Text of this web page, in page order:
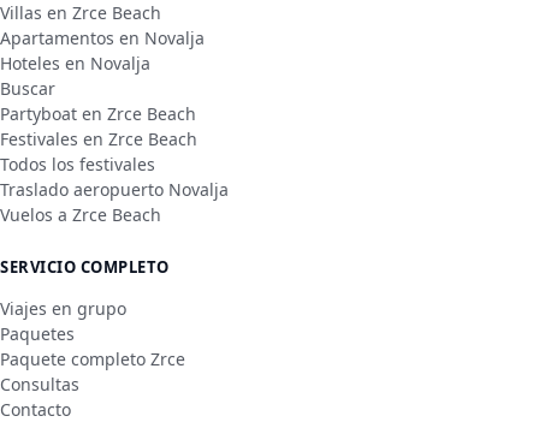
Villas en Zrce Beach
Apartamentos en Novalja
Hoteles en Novalja
Buscar
Partyboat en Zrce Beach
Festivales en Zrce Beach
Todos los festivales
Traslado aeropuerto Novalja
Vuelos a Zrce Beach
SERVICIO COMPLETO
Viajes en grupo
Paquetes
Paquete completo Zrce
Consultas
Contacto